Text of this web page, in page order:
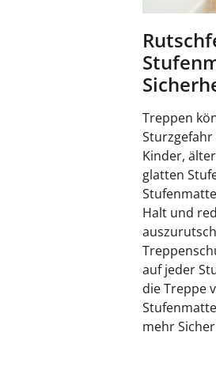
Treppen
Kinder,
glatten
Halt und
auf jeder
die Treppe
mehr